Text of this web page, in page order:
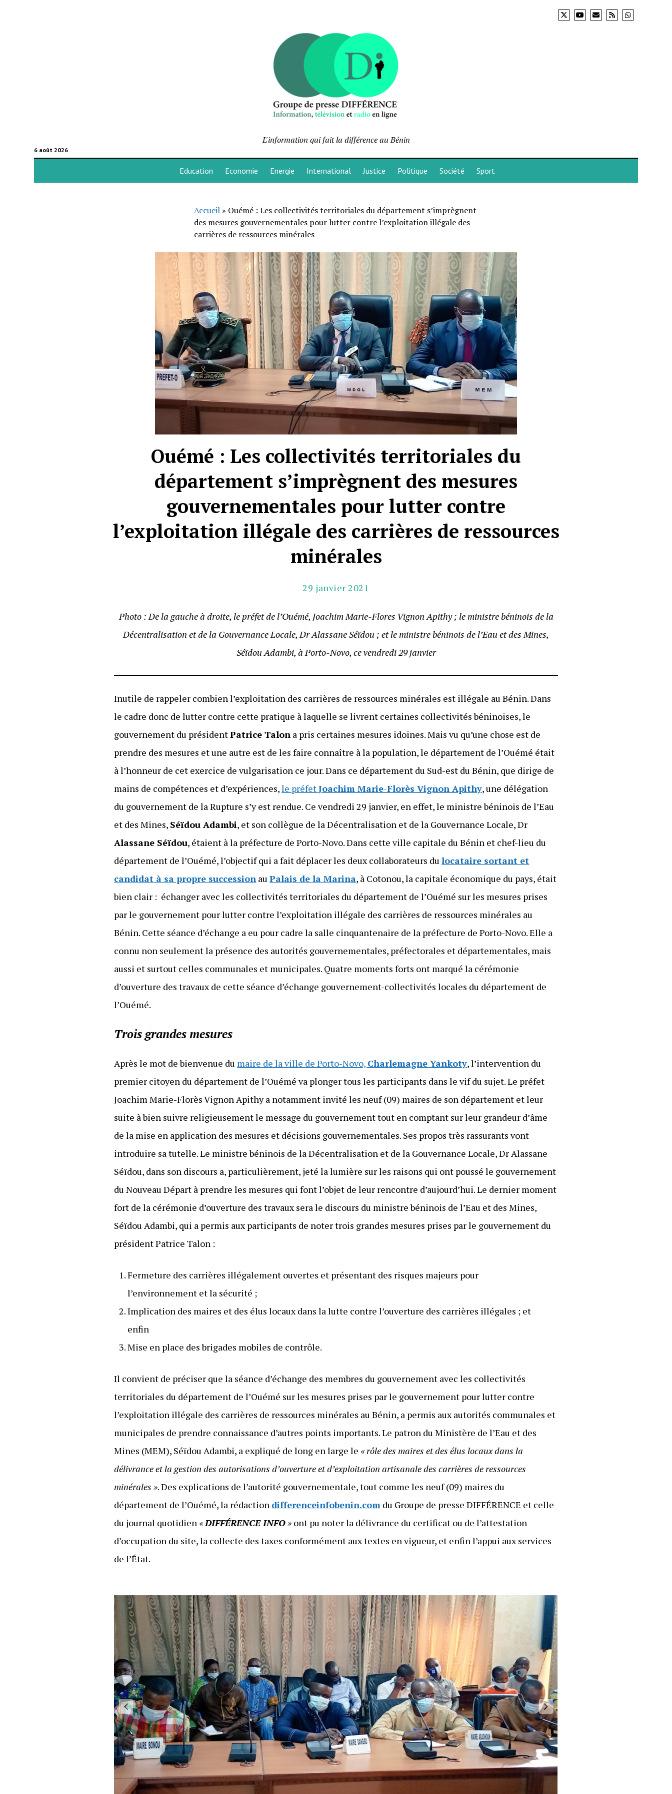
6 août 2026
L'information qui fait la différence au Bénin
Education Economie Energie International Justice Politique Société Sport
Accueil» Ouémé : Les collectivités territoriales du département s’imprègnent
des mesures gouvernementales pour lutter contre l’exploitation illégale des
carrières de ressources minérales
Ouémé : Les collectivités territoriales du
département s’imprègnent des mesures
gouvernementales pour lutter contre
l’exploitation illégale des carrières de ressources
minérales
29 janvier 2021
Photo : De la gauche à droite, le préfet de l’Ouémé, Joachim Marie-Flores Vignon Apithy ; le ministre béninois de la
Décentralisation et de la Gouvernance Locale, Dr Alassane Séïdou ; et le ministre béninois de l’Eau et des Mines,
Séïdou Adambi, à Porto-Novo, ce vendredi 29 janvier
Inutile de rappeler combien l’exploitation des carrières de ressources minérales est illégale au Bénin. Dans
le cadre donc de lutter contre cette pratique à laquelle se livrent certaines collectivités béninoises, le
gouvernement du présidentPatrice Talon a pris certaines mesures idoines. Mais vu qu’une chose est de
prendre des mesures et une autre est de les faire connaître à la population, le département de l’Ouémé était
à l’honneur de cet exercice de vulgarisation ce jour. Dans ce département du Sud-est du Bénin, que dirige de
mains de compétences et d’expériences,le préfetJoachim Marie-Florès Vignon Apithy, une délégation
du gouvernement de la Rupture s’y est rendue. Ce vendredi 29 janvier, en effet, le ministre béninois de l’Eau
et des Mines, Séïdou Adambi, et son collègue de la Décentralisation et de la Gouvernance Locale, Dr
Alassane Séïdou, étaient à la préfecture de Porto-Novo. Dans cette ville capitale du Bénin et chef-lieu du
département de l’Ouémé, l’objectif qui a fait déplacer les deux collaborateurs dulocataire sortant et
candidat à sa propre succession auPalais de la Marina, à Cotonou, la capitale économique du pays, était
bien clair : échanger avec les collectivités territoriales du département de l’Ouémé sur les mesures prises
par le gouvernement pour lutter contre l’exploitation illégale des carrières de ressources minérales au
Bénin. Cette séance d’échange a eu pour cadre la salle cinquantenaire de la préfecture de Porto-Novo. Elle a
connu non seulement la présence des autorités gouvernementales, préfectorales et départementales, mais
aussi et surtout celles communales et municipales. Quatre moments forts ont marqué la cérémonie
d’ouverture des travaux de cette séance d’échange gouvernement-collectivités locales du département de
l’Ouémé.
Trois grandes mesures
Après le mot de bienvenue du maire de la ville de Porto-Novo, Charlemagne Yankoty, l’intervention du
premier citoyen du département de l’Ouémé va plonger tous les participants dans le vif du sujet. Le préfet
Joachim Marie-Florès Vignon Apithy a notamment invité les neuf (09) maires de son département et leur
suite à bien suivre religieusement le message du gouvernement tout en comptant sur leur grandeur d’âme
de la mise en application des mesures et décisions gouvernementales. Ses propos très rassurants vont
introduire sa tutelle. Le ministre béninois de la Décentralisation et de la Gouvernance Locale, Dr Alassane
Séïdou, dans son discours a, particulièrement, jeté la lumière sur les raisons qui ont poussé le gouvernement
du Nouveau Départ à prendre les mesures qui font l’objet de leur rencontre d’aujourd’hui. Le dernier moment
fort de la cérémonie d’ouverture des travaux sera le discours du ministre béninois de l’Eau et des Mines,
Séïdou Adambi, qui a permis aux participants de noter trois grandes mesures prises par le gouvernement du
président Patrice Talon :
Fermeture des carrières illégalement ouvertes et présentant des risques majeurs pour
l’environnement et la sécurité ;
Implication des maires et des élus locaux dans la lutte contre l’ouverture des carrières illégales ; et
enfin
Mise en place des brigades mobiles de contrôle.
Il convient de préciser que la séance d’échange des membres du gouvernement avec les collectivités
territoriales du département de l’Ouémé sur les mesures prises par le gouvernement pour lutter contre
l’exploitation illégale des carrières de ressources minérales au Bénin, a permis aux autorités communales et
municipales de prendre connaissance d’autres points importants. Le patron du Ministère de l’Eau et des
Mines (MEM), Séïdou Adambi, a expliqué de long en large le « rôle des maires et des élus locaux dans la
délivrance et la gestion des autorisations d’ouverture et d’exploitation artisanale des carrières de ressources
minérales ». Des explications de l’autorité gouvernementale, tout comme les neuf (09) maires du
département de l’Ouémé, la rédaction differenceinfobenin.com du Groupe de presse DIFFÉRENCE et celle
du journal quotidien «DIFFÉRENCE INFO» ont pu noter la délivrance du certificat ou de l’attestation
d’occupation du site, la collecte des taxes conformément aux textes en vigueur, et enfin l’appui aux services
de l’État.